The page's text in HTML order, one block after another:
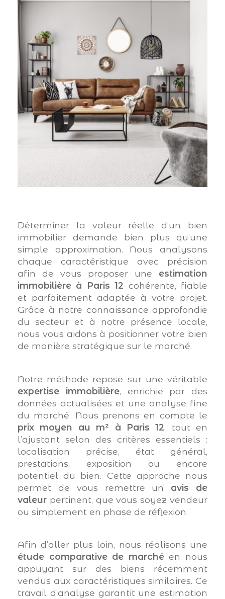
Déterminer la valeur réelle d’un bien
immobilier demande bien plus qu’une
simple approximation. Nous analysons
chaque caractéristique avec précision
afin de vous proposer une estimation
immobilière à Paris 12 cohérente, fiable
et parfaitement adaptée à votre projet.
Grâce à notre connaissance approfondie
du secteur et à notre présence locale,
nous vous aidons à positionner votre bien
de manière stratégique sur le marché.
Notre méthode repose sur une véritable
expertise immobilière, enrichie par des
données actualisées et une analyse fine
du marché. Nous prenons en compte le
prix moyen au m² à Paris 12, tout en
l’ajustant selon des critères essentiels :
localisation précise, état général,
prestations, exposition ou encore
potentiel du bien. Cette approche nous
permet de vous remettre un avis de
valeur pertinent, que vous soyez vendeur
ou simplement en phase de réflexion.
Afin d’aller plus loin, nous réalisons une
étude comparative de marchéen nous
appuyant sur des biens récemment
vendus aux caractéristiques similaires. Ce
travail d’analyse garantit une estimation
Budget
Pièces
4
Localisation
AFFINER LES
CRITÈRES
Parking Terrasse Piscine
FILTRER PAR
Coups de coeur Exclusivités Nouveautés
RECHERCHER